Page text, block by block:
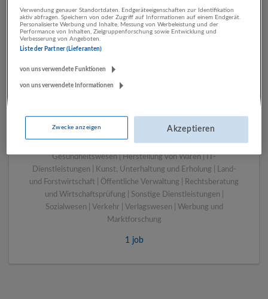
Bergheim bei Salzburg
Bau | Beherbergung und Gastronomie | Einzelhandel |
Energieversorgung | Finanz- und Versicherungsleistungen |
Gesundheitswesen | Herstellung von Waren | IT-
Dienstleistungen | Kunst, Unterhaltung und Erholung | Land-
und Forstwirtschaft | Öffentliche Verwaltung | Rechtsberatung
und Wirtschaftsprüfung | Sonstige Dienstleistungen |
Sozialwesen | Verkehr | Verlagswesen | Werbung und
Marktforschung
1 job
Verwendung genauer Standortdaten. Endgeräteeigenschaften zur Identifikation
aktiv abfragen. Speichern von oder Zugriff auf Informationen auf einem Endgerät.
Personalisierte Werbung und Inhalte, Messung von Werbeleistung und der
Performance von Inhalten, Zielgruppenforschung sowie Entwicklung und
Verbesserung von Angeboten.
Liste der Partner (Lieferanten)
von uns verwendete Funktionen
von uns verwendete Informationen
Zwecke anzeigen Akzeptieren